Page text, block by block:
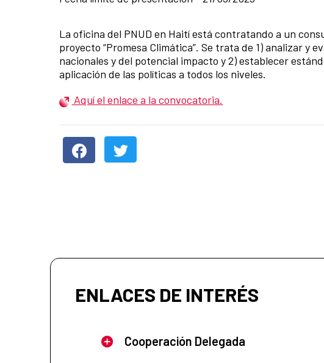
La oficina del PNUD en Haití está contratando a un
proyecto “Promesa Climática”. Se trata de 1) analizar y
nacionales y del potencial impacto y 2) establecer
aplicación de las políticas a todos los niveles.
Aquí el enlace a la convocatoria.
ENLACES DE INTERÉS
Cooperación Delegada